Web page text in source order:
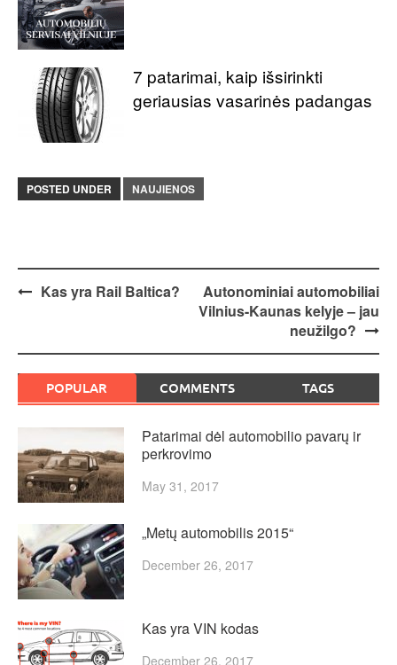
7 patarimai, kaip išsirinkti
geriausias vasarinės padangas
POSTED UNDER NAUJIENOS
PostKas yra Rail Baltica?
Autonominiai automobiliai
Vilnius-Kaunas kelyje – jau
neužilgo?
POPULAR COMMENTS TAGS
Patarimai dėl automobilio pavarų ir
perkrovimo
May 31, 2017
„Metų automobilis 2015“
December 26, 2017
Kas yra VIN kodas
December 26, 2017